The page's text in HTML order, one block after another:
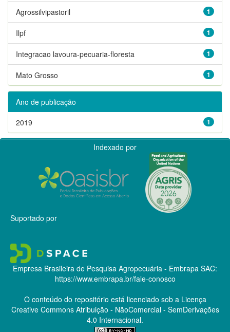
1
Agrossilvipastoril
1
Ilpf
1
Integracao lavoura-pecuaria-floresta
1
Mato Grosso
Ano de publicação
1
2019
Indexado por
Suportado por
Empresa Brasileira de Pesquisa Agropecuária - Embrapa SAC:
https://www.embrapa.br/fale-conosco
O conteúdo do repositório está licenciado sob a Licença
Creative CommonsAtribuição - NãoComercial - SemDerivações
4.0 Internacional.